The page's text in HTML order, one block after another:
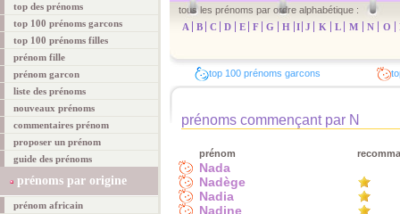
top des prénoms
top 100 prénoms garcons
top 100 prénoms filles
prénom fille
prénom garcon
liste des prénoms
nouveaux prénoms
commentaires prénom
proposer un prénom
guide des prénoms
prénoms par origine
prénom africain
tous les prénoms par ordre alphabétique :
A
B C D E F G H I J K L M N O
top 100 prénoms garcons
prénoms commençant par N
prénom
Nada
Nadège
Nadia
Nadine